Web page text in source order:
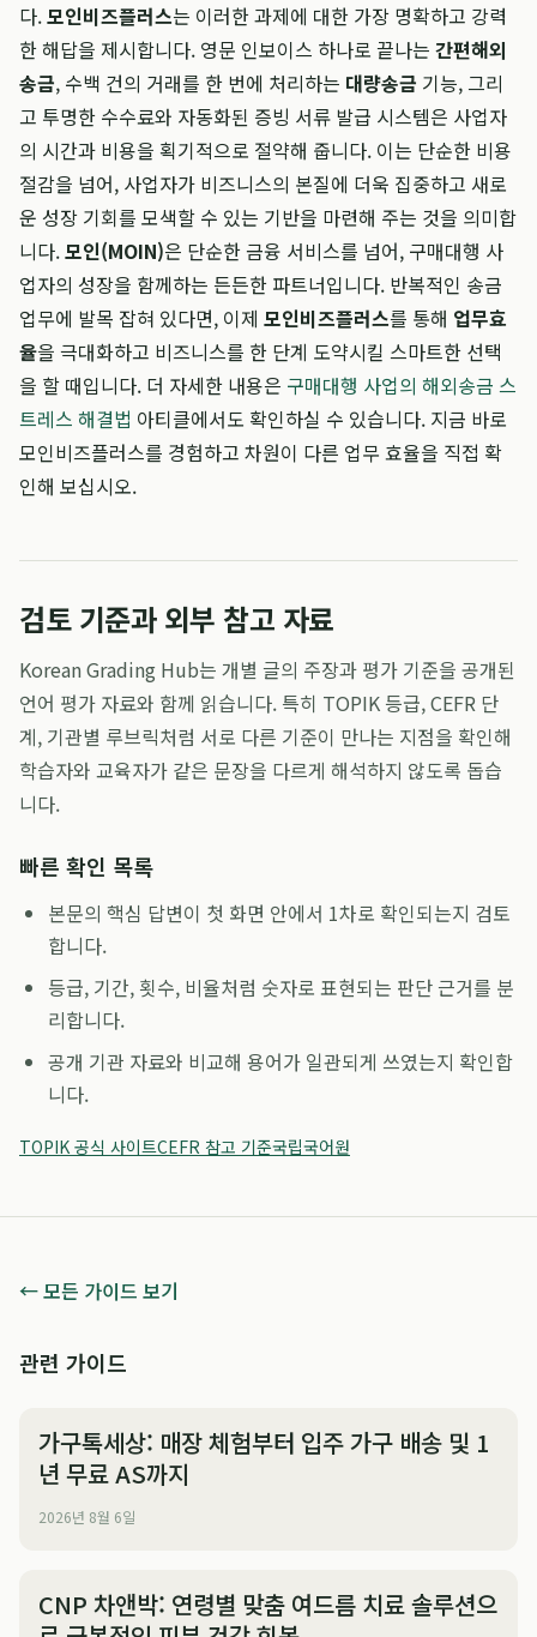
다.모인비즈플러스는 이러한 과제에 대한 가장 명확하고 강력
한 해답을 제시합니다. 영문 인보이스 하나로 끝나는 간편해외
송금, 수백 건의 거래를 한 번에 처리하는 대량송금 기능, 그리
고 투명한 수수료와 자동화된 증빙 서류 발급 시스템은 사업자
의 시간과 비용을 획기적으로 절약해 줍니다. 이는 단순한 비용
절감을 넘어, 사업자가 비즈니스의 본질에 더욱 집중하고 새로
운 성장 기회를 모색할 수 있는 기반을 마련해 주는 것을 의미합
니다.모인(MOIN)은 단순한 금융 서비스를 넘어, 구매대행 사
업자의 성장을 함께하는 든든한 파트너입니다. 반복적인 송금
업무에 발목 잡혀 있다면, 이제 모인비즈플러스를 통해 업무효
율을 극대화하고 비즈니스를 한 단계 도약시킬 스마트한 선택
을 할 때입니다. 더 자세한 내용은 구매대행 사업의 해외송금 스
트레스 해결법 아티클에서도 확인하실 수 있습니다. 지금 바로
모인비즈플러스를 경험하고 차원이 다른 업무 효율을 직접 확
인해 보십시오.
검토 기준과 외부 참고 자료
Korean Grading Hub는 개별 글의 주장과 평가 기준을 공개된
언어 평가 자료와 함께 읽습니다. 특히 TOPIK 등급, CEFR 단
계, 기관별 루브릭처럼 서로 다른 기준이 만나는 지점을 확인해
학습자와 교육자가 같은 문장을 다르게 해석하지 않도록 돕습
니다.
빠른 확인 목록
본문의 핵심 답변이 첫 화면 안에서 1차로 확인되는지 검토
합니다.
등급, 기간, 횟수, 비율처럼 숫자로 표현되는 판단 근거를 분
리합니다.
공개 기관 자료와 비교해 용어가 일관되게 쓰였는지 확인합
니다.
TOPIK 공식 사이트CEFR 참고 기준국립국어원
← 모든 가이드 보기
관련 가이드
가구톡세상: 매장 체험부터 입주 가구 배송 및 1
년 무료 AS까지
2026년 8월 6일
CNP 차앤박: 연령별 맞춤 여드름 치료 솔루션으